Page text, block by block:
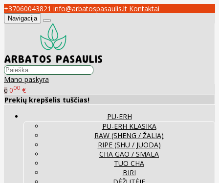
+37060043821 info@arbatospasaulis.lt Kontaktai
Navigacija
Mano paskyra
0 000 €
Prekių krepšelis tuščias!
PU-ERH
PU-ERH KLASIKA
RAW (SHENG / ŽALIA)
RIPE (SHU / JUODA)
CHA GAO / SMALA
TUO CHA
BIRI